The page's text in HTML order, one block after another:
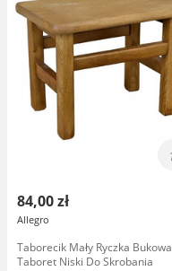
84,00 zł
Allegro
Taborecik Mały Ryczka Bukowa
Taboret Niski Do Skrobania